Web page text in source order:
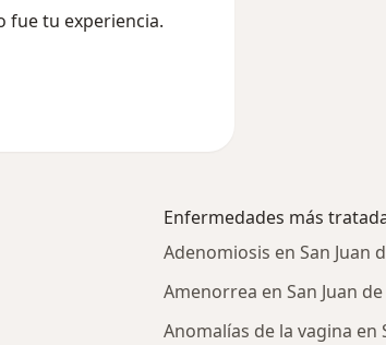
fue tu experiencia.
Enfermedades más
Adenomiosis en San Juan
Amenorrea en San Juan
Anomalías de la vagina en